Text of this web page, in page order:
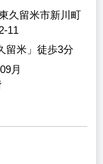
久留米市新川町
11
月
留米」徒歩3分